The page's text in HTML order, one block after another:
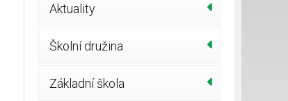
Aktuality
Školní družina
Základní škola